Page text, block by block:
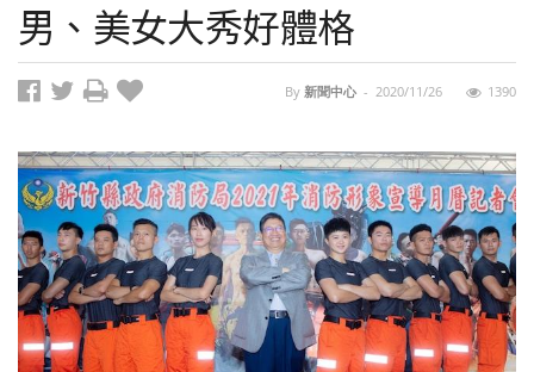
g
a
t
男、美女大秀好體格
By 新聞中心 - 2020/11/26 1390